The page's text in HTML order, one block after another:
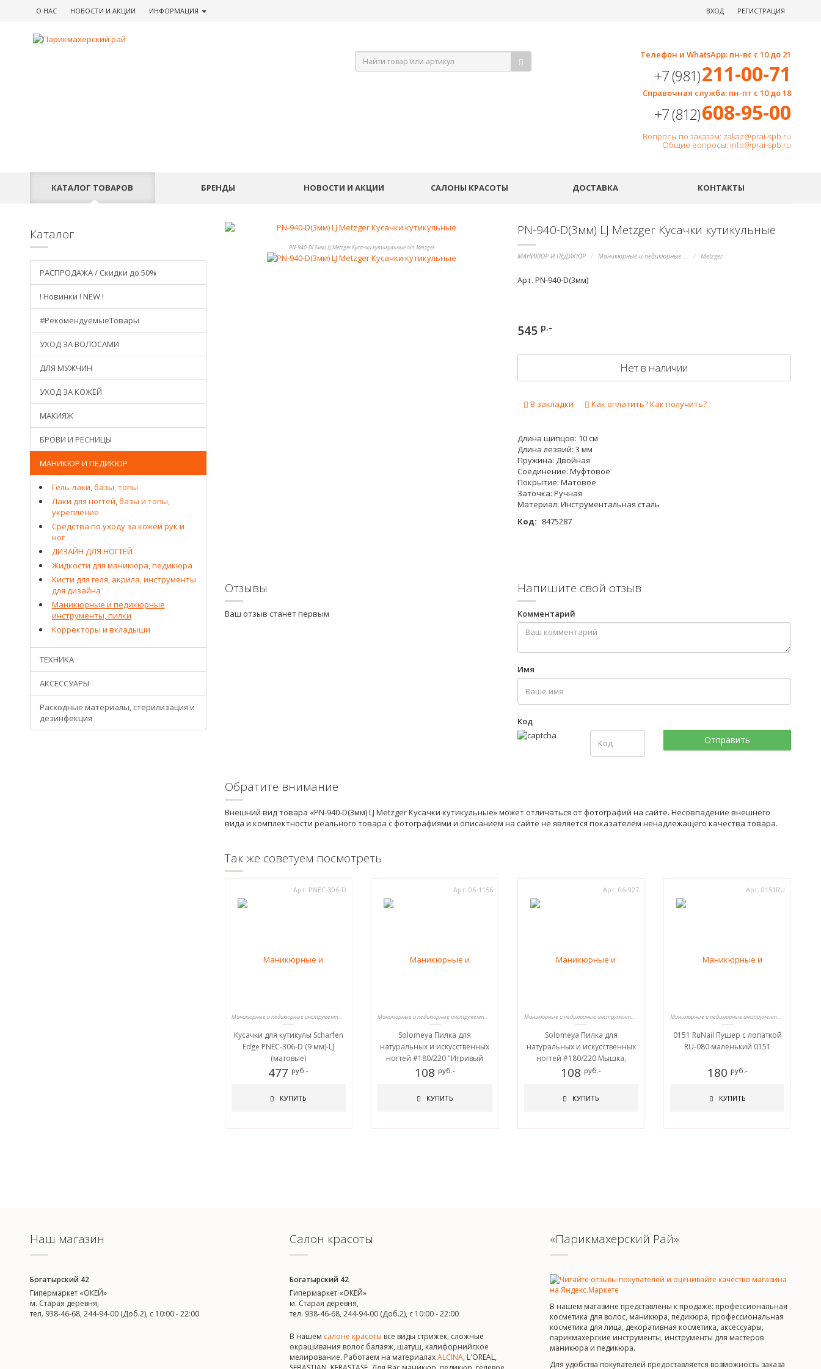
О НАС НОВОСТИ И АКЦИИ ИНФОРМАЦИЯ ВХОД РЕГИСТРАЦИЯ
Телефон и WhatsApp: пн-вс с 10 до 21
+7 (981)211-00-71
Справочная служба: пн-пт с 10 до 18
+7 (812)608-95-00
Вопросы по заказам: zakaz@prai-spb.ru
Общие вопросы: info@prai-spb.ru
КАТАЛОГ ТОВАРОВ БРЕНДЫ НОВОСТИ И АКЦИИ САЛОНЫ КРАСОТЫ ДОСТАВКА КОНТАКТЫ
PN-940-D(3мм) LJ Metzger Кусачки кутикульные от Metzger
PN-940-D(3мм) LJ Metzger Кусачки кутикульные
МАНИКЮР И ПЕДИКЮР Маникюрные и педикюрные инструменты, пилки Metzger
Арт. PN-940-D(3мм)
545 р.-
Нет в наличии
В закладки Как оплатить? Как получить?
Длина щипцов: 10 см
Длина лезвий: 3 мм
Пружина: Двойная
Соединение: Муфтовое
Покрытие: Матовое
Заточка: Ручная
Материал: Инструментальная сталь
Код: 8475287
Отзывы
Ваш отзыв станет первым
Напишите свой отзыв
Комментарий
Имя
Код
Обратите внимание
Внешний вид товара «PN-940-D(3мм) LJ Metzger Кусачки кутикульные» может отличаться от фотографий на сайте. Несовпадение внешнего
вида и комплектности реального товара с фотографиями и описанием на сайте не является показателем ненадлежащего качества товара.
Так же советуем посмотреть
Арт. PNEC-306-D
Маникюрные и педикюрные инструменты, пилки
Кусачки для кутикулы Scharfen
Edge PNEC-306-D (9 мм)-LJ
(матовые)
477 руб.-
КУПИТЬ
Арт. 06-1156
Маникюрные и педикюрные инструменты, пилки
Solomeya Пилка для
натуральных и искусственных
ногтей #180/220 "Игривый
Котенок"/Playful Kitten Nail File
108 руб.-
КУПИТЬ
Арт. 06-927
Маникюрные и педикюрные инструменты, пилки
Solomeya Пилка для
натуральных и искусственных
ногтей #180/220 Мышка,
приносящая удачу /Mouse for
108 руб.-
КУПИТЬ
Арт. 0151RU
Маникюрные и педикюрные инструменты, пилки
0151 RuNail Пушер с лопаткой
RU-080 маленький 0151
180 руб.-
КУПИТЬ
Каталог
РАСПРОДАЖА / Скидки до 50%
! Новинки ! NEW !
#РекомендуемыеТовары
УХОД ЗА ВОЛОСАМИ
ДЛЯ МУЖЧИН
УХОД ЗА КОЖЕЙ
МАКИЯЖ
БРОВИ И РЕСНИЦЫ
МАНИКЮР И ПЕДИКЮР
Гель-лаки, базы, топы
Лаки для ногтей, базы и топы,
укрепление
Средства по уходу за кожей рук и
ног
ДИЗАЙН ДЛЯ НОГТЕЙ
Жидкости для маникюра, педикюра
Кисти для геля, акрила, инструменты
для дизайна
Маникюрные и педикюрные
инструменты, пилки
Корректоры и вкладыши
ТЕХНИКА
АКСЕССУАРЫ
Расходные материалы, стерилизация и
дезинфекция
Наш магазин
Богатырский 42
Гипермаркет «ОКЕЙ»
м. Старая деревня,
тел. 938-46-68, 244-94-00 (Доб.2), c 10:00 - 22:00
Салон красоты
Богатырский 42
Гипермаркет «ОКЕЙ»
м. Старая деревня,
тел. 938-46-68, 244-94-00 (Доб.2), c 10:00 - 22:00
В нашем салоне красоты все виды стрижек, сложные
окрашивания волос балаяж, шатуш, калифорнийское
мелирование. Работаем на материалахALCINA, L'OREAL,
«Парикмахерский Рай»
В нашем магазине представлены к продаже: профессиональная
косметика для волос, маникюра, педикюра, профессиональная
косметика для лица, декоративная косметика, аксессуары,
парикмахерские инструменты, инструменты для мастеров
маникюра и педикюра.
Для удобства покупателей предоставляется возможность заказа